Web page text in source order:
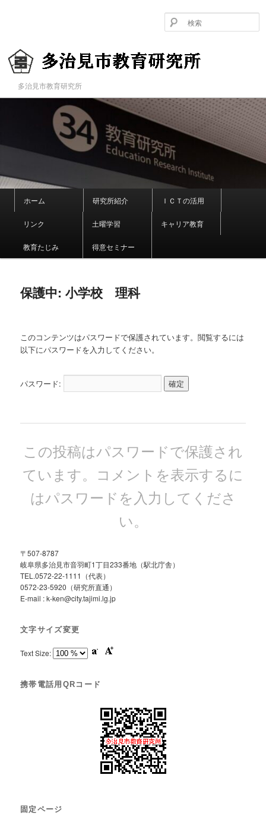
多治見市教育研究所
多治見市教育研究所
ュ
ホーム 研究所紹介 ＩＣＴの活用
リンク 土曜学習 キャリア教育
教育たじみ 得意セミナー
保護中: 小学校 理科
このコンテンツはパスワードで保護されています。閲覧するには
以下にパスワードを入力してください。
パスワード:
この投稿はパスワードで保護され
ています。コメントを表示するに
はパスワードを入力してくださ
い。
〒507-8787
岐阜県多治見市音羽町1丁目233番地（駅北庁舎）
TEL.0572-22-1111（代表）
0572-23-5920（研究所直通）
E-mail : k-ken@city.tajimi.lg.jp
文字サイズ変更
Text Size:
携帯電話用QRコード
固定ページ